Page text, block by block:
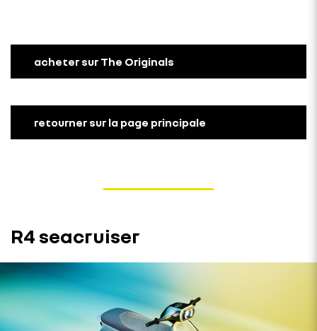
acheter sur The Originals
retourner sur la page principale
R4 seacruiser